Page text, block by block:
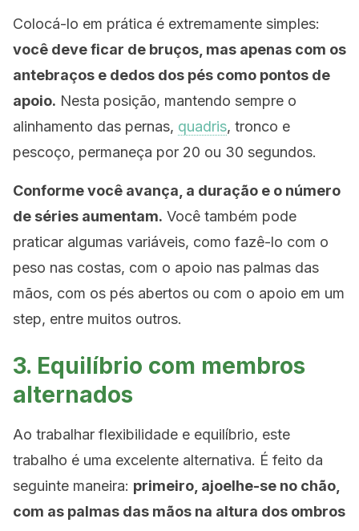
Colocá-lo em prática é extremamente simples:
você deve ficar de bruços, mas apenas com os
antebraços e dedos dos pés como pontos de
apoio. Nesta posição, mantendo sempre o
alinhamento das pernas, quadris, tronco e
pescoço, permaneça por 20 ou 30 segundos.
Conforme você avança, a duração e o número
de séries aumentam. Você também pode
praticar algumas variáveis, como fazê-lo com o
peso nas costas, com o apoio nas palmas das
mãos, com os pés abertos ou com o apoio em um
step, entre muitos outros.
3. Equilíbrio com membros
alternados
Ao trabalhar flexibilidade e equilíbrio, este
trabalho é uma excelente alternativa. É feito da
seguinte maneira: primeiro, ajoelhe-se no chão,
com as palmas das mãos na altura dos ombros